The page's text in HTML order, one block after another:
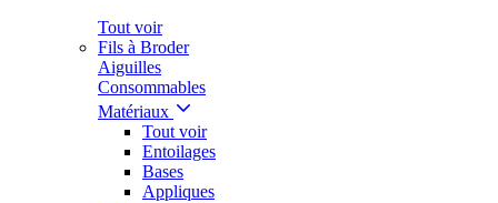
Tout voir
Fils à Broder
Aiguilles
Consommables
Matériaux
Tout voir
Entoilages
Bases
Appliques